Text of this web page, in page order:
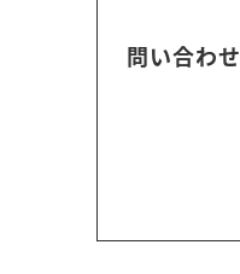
問い合わせ